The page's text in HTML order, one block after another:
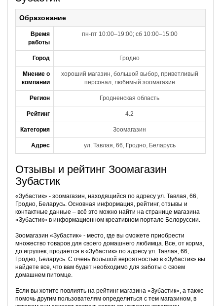
Образование
Время
работы
пн-пт 10:00–19:00; сб 10:00–15:00
Город Гродно
Мнение о
компании
хороший магазин, большой выбор, приветливый
персонал, любимый зоомагазин
Регион Гродненская область
Рейтинг 4.2
Категория Зоомагазин
Адрес ул. Тавлая, 66, Гродно, Беларусь
Отзывы и рейтинг Зоомагазин
Зубастик
«Зубастик» - зоомагазин, находящийся по адресу ул. Тавлая, 66,
Гродно, Беларусь. Основная информация, рейтинг, отзывы и
контактные данные – всё это можно найти на странице магазина
«Зубастик» в информационном креативном портале Белоруссии.
Зоомагазин «Зубастик» - место, где вы сможете приобрести
множество товаров для своего домашнего любимца. Все, от корма,
до игрушек, продается в «Зубастик» по адресу ул. Тавлая, 66,
Гродно, Беларусь. С очень большой вероятностью в «Зубастик» вы
найдете все, что вам будет необходимо для заботы о своем
домашнем питомце.
Если вы хотите повлиять на рейтинг магазина «Зубастик», а также
помочь другим пользователям определиться с тем магазином, в